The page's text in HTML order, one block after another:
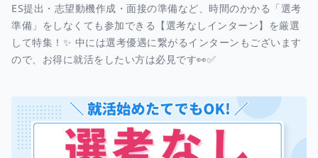
ES提出・志望動機作成・面接の準備など、時間のかかる「選考
準備」をしなくても参加できる【選考なしインターン】を厳選
して特集！✨ 中には選考優遇に繋がるインターンもございます
ので、お得に就活をしたい方は必見です👀✅